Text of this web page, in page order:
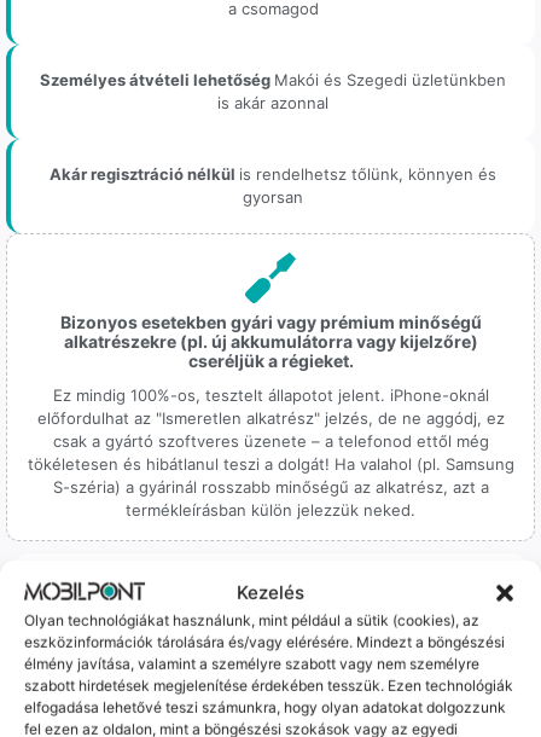
Kezelés
Olyan technológiákat használunk, mint például a sütik (cookies), az
eszközinformációk tárolására és/vagy elérésére. Mindezt a böngészési
élmény javítása, valamint a személyre szabott vagy nem személyre
szabott hirdetések megjelenítése érdekében tesszük. Ezen technológiák
elfogadása lehetővé teszi számunkra, hogy olyan adatokat dolgozzunk
fel ezen az oldalon, mint a böngészési szokások vagy az egyedi
a csomagod
Személyes átvételi lehetőség Makói és Szegedi üzletünkben
is akár azonnal
Akár regisztráció nélkül is rendelhetsz tőlünk, könnyen és
gyorsan
Bizonyos esetekben gyári vagy prémium minőségű
alkatrészekre (pl. új akkumulátorra vagy kijelzőre)
cseréljük a régieket.
Ez mindig 100%-os, tesztelt állapotot jelent. iPhone-oknál
előfordulhat az "Ismeretlen alkatrész" jelzés, de ne aggódj, ez
csak a gyártó szoftveres üzenete – a telefonod ettől még
tökéletesen és hibátlanul teszi a dolgát! Ha valahol (pl. Samsung
S-széria) a gyárinál rosszabb minőségű az alkatrész, azt a
termékleírásban külön jelezzük neked.
100% Elérhetőség
Sok éve a szegedi piac meghatározó szereplői vagyunk.